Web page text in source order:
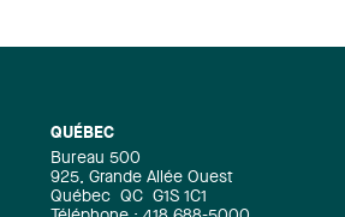
QUÉBEC
Bureau 500
925, Grande Allée Ouest
Québec QC G1S 1C1